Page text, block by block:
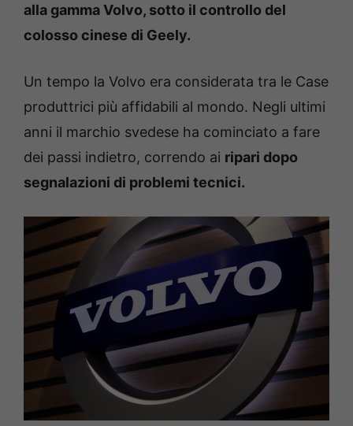
alla gamma Volvo, sotto il controllo del
colosso cinese di Geely.
Un tempo la Volvo era considerata tra le Case
produttrici più affidabili al mondo. Negli ultimi
anni il marchio svedese ha cominciato a fare
dei passi indietro, correndo ai ripari dopo
segnalazioni di problemi tecnici.